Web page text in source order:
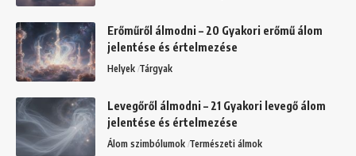
Erőműről álmodni – 20 Gyakori erőmű álom
jelentése és értelmezése
Helyek Tárgyak
Levegőről álmodni – 21 Gyakori levegő álom
jelentése és értelmezése
Álom szimbólumok Természeti álmok